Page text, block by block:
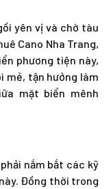
yên vị và chờ tàu
Cano Nha Trang,
phương tiện này,
mẻ, tận hưởng làm
mặt biển mênh
nắm bắt các kỹ
Đồng thời trong